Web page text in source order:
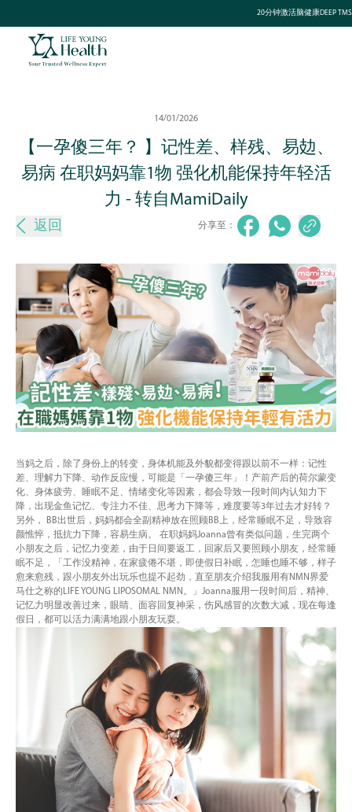
20分钟激活脑健康DEEP TMS™
14/01/2026
【一孕傻三年？ 】记性差、样残、易攰、
易病 在职妈妈靠1物 强化机能保持年轻活
力 - 转自MamiDaily
返回 分享至：
当妈之后，除了身份上的转变，身体机能及外貌都变得跟以前不一样：记性
差、理解力下降、动作反应慢，可能是「一孕傻三年」！产前产后的荷尔蒙变
化、身体疲劳、睡眠不足、情绪变化等因素，都会导致一段时间内认知力下
降，出现金鱼记忆、专注力不佳、思考力下降等，难度要等3年过去才好转？
另外， BB出世后，妈妈都会全副精神放在照顾BB上，经常睡眠不足，导致容
颜憔悴，抵抗力下降，容易生病。 在职妈妈Joanna曾有类似问题，生完两个
小朋友之后，记忆力变差，由于日间要返工，回家后又要照顾小朋友，经常睡
眠不足，「工作没精神，在家疲倦不堪，即使假日补眠，怎睡也睡不够，样子
愈来愈残，跟小朋友外出玩乐也提不起劲，直至朋友介绍我服用有NMN界爱
马仕之称的LIFE YOUNG LIPOSOMAL NMN。」Joanna服用一段时间后，精神、
记忆力明显改善过来，眼睛、面容回复神采，伤风感冒的次数大减，现在每逢
假日，都可以活力满满地跟小朋友玩耍。